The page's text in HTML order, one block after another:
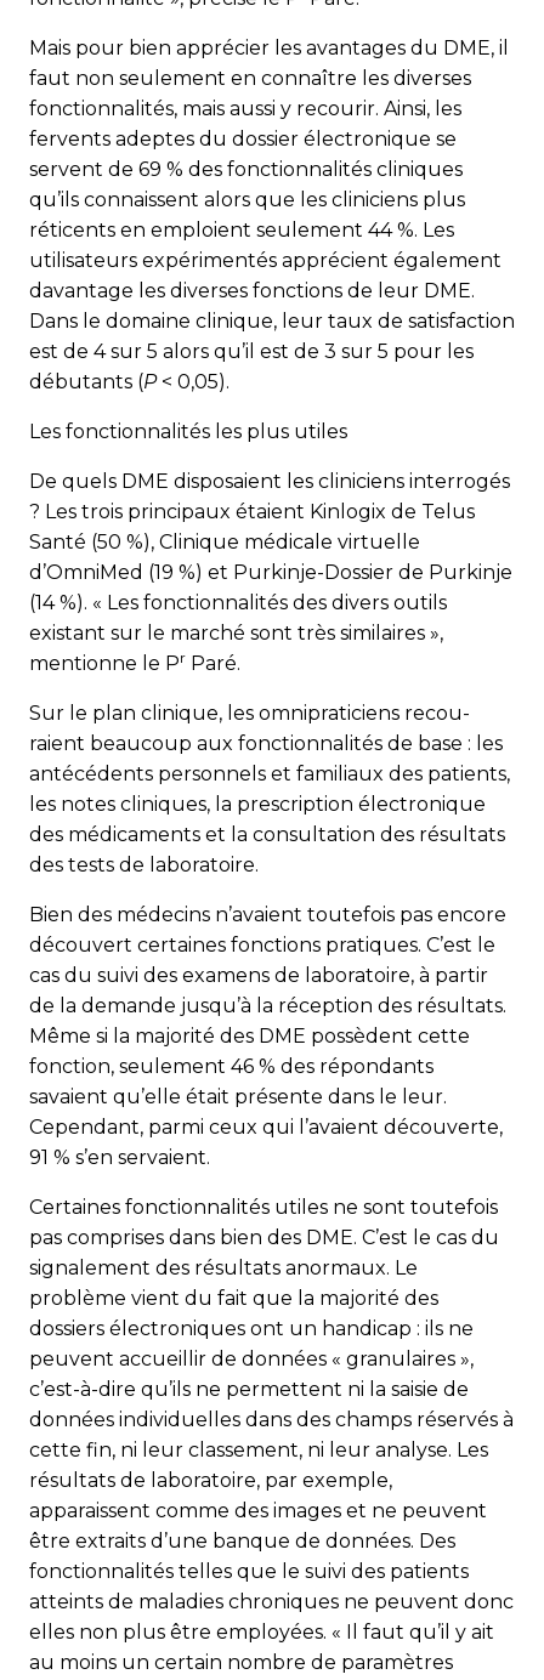
Mais pour bien apprécier les avantages du DME, il
faut non seulement en connaître les diverses
fonctionnalités, mais aussi y recourir. Ainsi, les
fervents adeptes du dossier électronique se
servent de 69 % des fonctionnalités cliniques
qu’ils connaissent alors que les cliniciens plus
réticents en emploient seulement 44 %. Les
utilisateurs expérimentés apprécient également
davantage les diverses fonc­tions de leur DME.
Dans le domaine clinique, leur taux de satisfaction
est de 4 sur 5 alors qu’il est de 3 sur 5 pour les
débutants (P< 0,05).
Les fonctionnalités les plus utiles
De quels DME disposaient les cliniciens interrogés
? Les trois principaux étaient Kinlogix de Telus
Santé (50 %), Clinique médicale virtuelle
d’OmniMed (19 %) et Purkinje-Dossier de Purkinje
(14 %). « Les fonctionnalités des divers outils
existant sur le marché sont très similaires »,
mentionne le Pr Paré.
Sur le plan clinique, les omnipraticiens re­cou-
raient beaucoup aux fonctionnalités de base : les
antécédents personnels et familiaux des patients,
les notes cliniques, la prescription électronique
des médicaments et la consultation des résultats
des tests de laboratoire.
Bien des médecins n’avaient toutefois pas encore
découvert certaines fonctions pratiques. C’est le
cas du suivi des examens de laboratoire, à partir
de la demande jusqu’à la réception des résultats.
Même si la majorité des DME possèdent cette
fonction, seulement 46 % des répondants
savaient qu’elle était présente dans le leur.
Cependant, parmi ceux qui l’avaient découverte,
91 % s’en servaient.
Certaines fonctionnalités utiles ne sont toutefois
pas comprises dans bien des DME. C’est le cas du
signalement des résultats anormaux. Le
problème vient du fait que la majorité des
dossiers électroniques ont un handicap : ils ne
peuvent accueillir de données « granulaires »,
c’est-à-dire qu’ils ne permettent ni la saisie de
données individuelles dans des champs réservés à
cette fin, ni leur classement, ni leur analyse. Les
résultats de laboratoire, par exemple,
apparaissent comme des images et ne peuvent
être extraits d’une banque de données. Des
fonctionnalités telles que le suivi des patients
atteints de maladies chroniques ne peuvent donc
elles non plus être employées. « Il faut qu’il y ait
au moins un certain nombre de paramètres